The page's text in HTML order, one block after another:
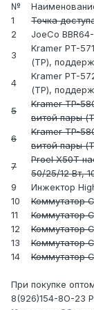
№
1
Точка
2
JoeCo
3
Kramer PT-
(TP),
4
Kramer PT-
(TP),
5
Kramer TP-
витой пары
6
Kramer TP-
витой пары
7
Proel X50T
50/25/12 Вт,
9
Инжектор
10
Коммутатор
11
Коммутатор
12
Коммутатор
13
Коммутатор
14
Коммутатор
При покупке
8(926)154-8О-23